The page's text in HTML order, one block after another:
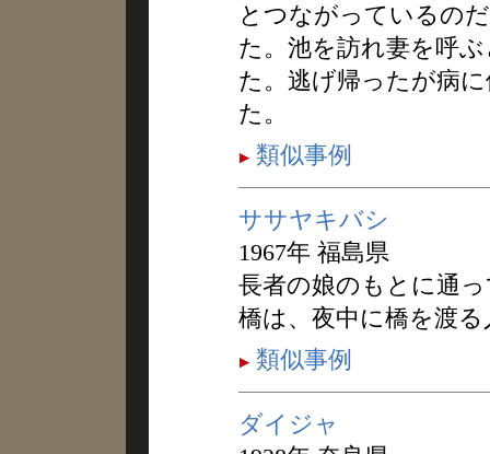
とつながっているの
た。池を訪れ妻を呼
た。逃げ帰ったが病
た。
類似事例
ササヤキバシ
1967年 福島県
長者の娘のもとに通
橋は、夜中に橋を渡
類似事例
ダイジャ